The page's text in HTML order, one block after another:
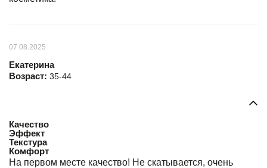
07.08.2025
Екатерина
Возраст: 35-44
Качество
Эффект
Текстура
Комфорт
На первом месте качество! Не скатывается, очень